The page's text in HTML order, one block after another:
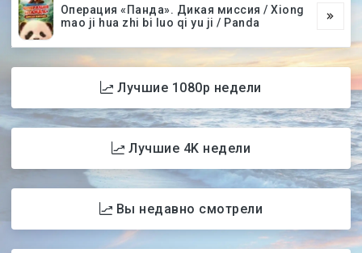
Операция «Панда». Дикая миссия / Xiong
mao ji hua zhi bi luo qi yu ji / Panda
Лучшие 1080p недели
Лучшие 4K недели
Вы недавно смотрели